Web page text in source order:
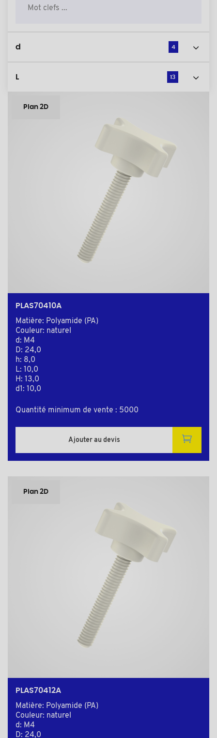
d 4
L 13
Plan 2D
PLAS70410A
Matière: Polyamide (PA)
Couleur: naturel
d: M4
D: 24,0
h: 8,0
L: 10,0
H: 13,0
d1: 10,0
Quantité minimum de vente : 5000
Ajouter au devis
Plan 2D
PLAS70412A
Matière: Polyamide (PA)
Couleur: naturel
d: M4
D: 24,0